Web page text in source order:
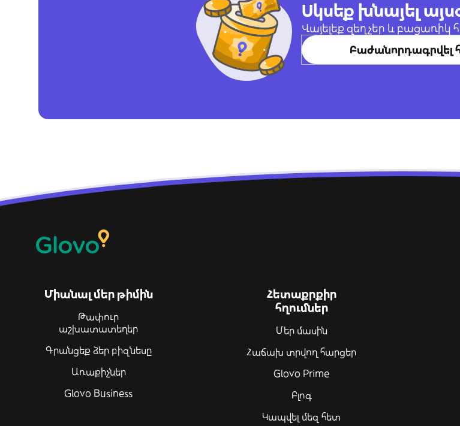
Սկսեք խնայել
Վայելեք զեղչեր և
Բաժանորդագրվել
Միանալ մեր թիմին
Թափուր
աշխատատեղեր
Գրանցեք ձեր բիզնեսը
Առաքիչներ
Glovo Business
Հետաքրքիր
հղումներ
Մեր մասին
Հաճախ տրվող հարցեր
Glovo Prime
Բլոգ
Կապվել մեզ հետ